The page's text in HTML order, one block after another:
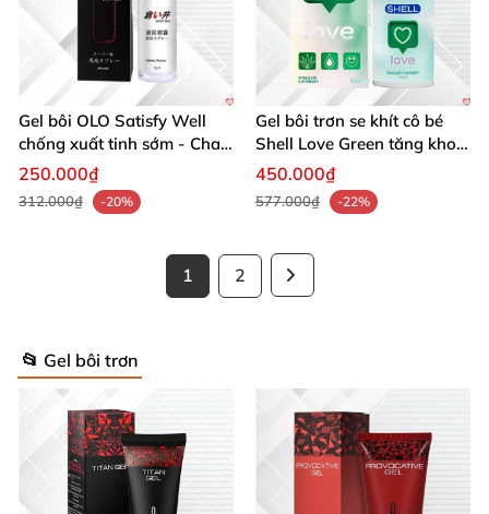
Gel bôi OLO Satisfy Well
chống xuất tinh sớm - Chai
5ml
250.000₫
312.000₫ -20%
Gel bôi trơn se khít cô bé
Shell Love Green tăng khoái
cảm nữ chai 50ml
450.000₫
577.000₫ -22%
1 2
📂 Gel bôi trơn